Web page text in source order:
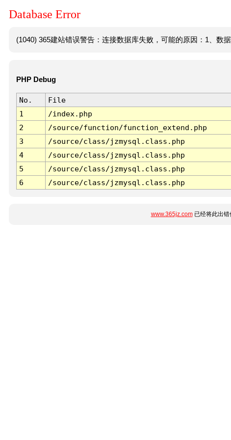
Database Error
(1040) 365建站错误警告：连接数据库失败，可能的原因：1、数
PHP Debug
No. File
1
/index.php
2
/source/function/function_extend.php
3
/source/class/jzmysql.class.php
4
/source/class/jzmysql.class.php
5
/source/class/jzmysql.class.php
6
/source/class/jzmysql.class.php
www.365jz.com已经将此出错